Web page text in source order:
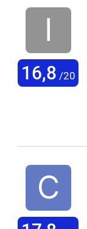
16,8 /20